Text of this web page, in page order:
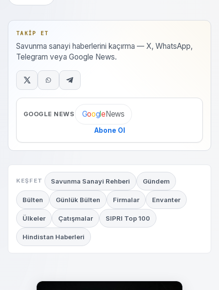
TAKIP ET
Savunma sanayi haberlerini kaçırma — X, WhatsApp,
Telegram veya Google News.
GOOGLE NEWS GoogleNews
Abone Ol
KEŞFET Savunma Sanayi Rehberi Gündem
Bülten Günlük Bülten Firmalar Envanter
Ülkeler Çatışmalar SIPRI Top 100
Hindistan Haberleri